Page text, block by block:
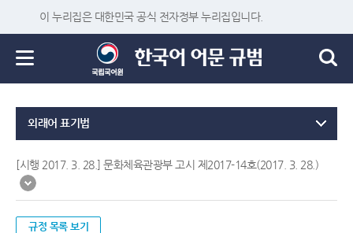
이 누리집은 대한민국 공식 전자정부 누리집입니다.
외래어 표기법
[시행 2017. 3. 28.] 문화체육관광부 고시 제2017-14호(2017. 3. 28.)
규정 목록 보기